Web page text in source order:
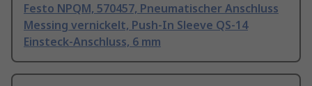
Festo NPQM, 570457, Pneumatischer Anschluss
Messing vernickelt, Push-In Sleeve QS-14
Einsteck-Anschluss, 6 mm